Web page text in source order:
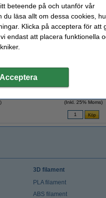
(Inkl. 25% Moms)
3D filament
PLA filament
ABS filament
beteende på och utanför vår
du läsa allt om dessa cookies,
Klicka på acceptera för att
endast att placera funktionella
Acceptera